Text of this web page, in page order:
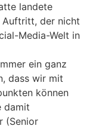
landete
Auftritt, der nicht
Media-Welt in
ein ganz
dass wir mit
können
damit
(Senior